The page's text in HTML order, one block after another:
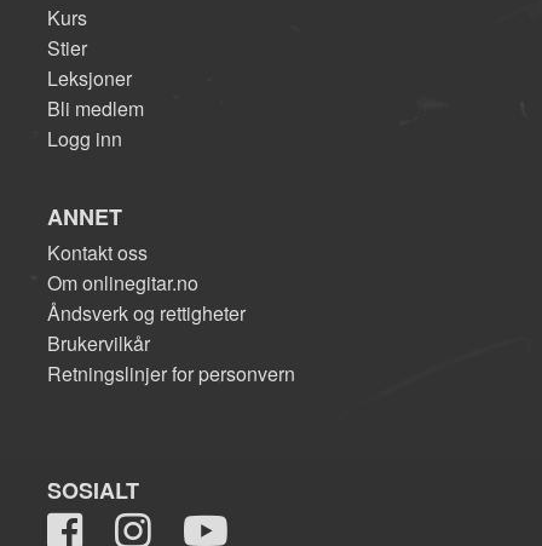
Kurs
Stier
Leksjoner
Bli medlem
Logg inn
ANNET
Kontakt oss
Om onlinegitar.no
Åndsverk og rettigheter
Brukervilkår
Retningslinjer for personvern
SOSIALT